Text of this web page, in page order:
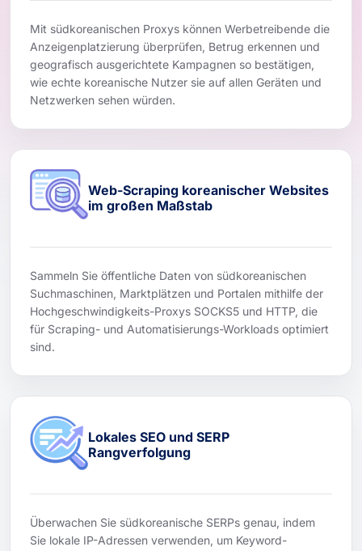
Mit südkoreanischen Proxys können Werbetreibende die
Anzeigenplatzierung überprüfen, Betrug erkennen und
geografisch ausgerichtete Kampagnen so bestätigen,
wie echte koreanische Nutzer sie auf allen Geräten und
Netzwerken sehen würden.
Web-Scraping koreanischer Websites
im großen Maßstab
Sammeln Sie öffentliche Daten von südkoreanischen
Suchmaschinen, Marktplätzen und Portalen mithilfe der
Hochgeschwindigkeits-Proxys SOCKS5 und HTTP, die
für Scraping- und Automatisierungs-Workloads optimiert
sind.
Lokales SEO und SERP
Rangverfolgung
Überwachen Sie südkoreanische SERPs genau, indem
Sie lokale IP-Adressen verwenden, um Keyword-